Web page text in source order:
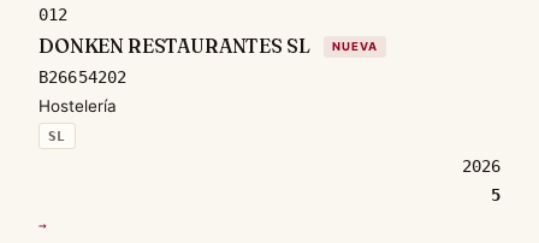
012
DONKEN RESTAURANTES SL NUEVA
B26654202
Hostelería
SL
2026
5
→